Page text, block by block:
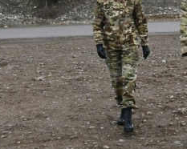
KITABXANASI
TELEFONUNUZDA